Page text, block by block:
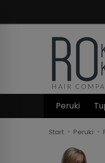
Peruki
Start Peruki